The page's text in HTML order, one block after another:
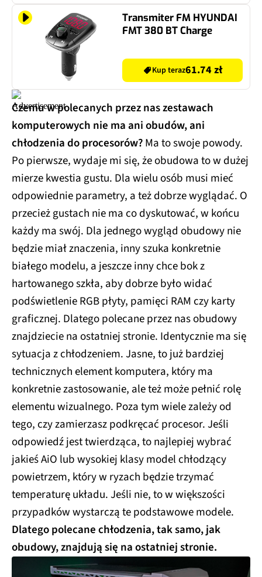
Transmiter FM HYUNDAI
FMT 380 BT Charge
Kup teraz61.74 zł
Czemu w polecanych przez nas zestawach
komputerowych nie ma ani obudów, ani
chłodzenia do procesorów?Ma to swoje powody.
Po pierwsze, wydaje mi się, że obudowa to w dużej
mierze kwestia gustu. Dla wielu osób musi mieć
odpowiednie parametry, a też dobrze wyglądać. O
przecież gustach nie ma co dyskutować, w końcu
każdy ma swój. Dla jednego wygląd obudowy nie
będzie miał znaczenia, inny szuka konkretnie
białego modelu, a jeszcze inny chce bok z
hartowanego szkła, aby dobrze było widać
podświetlenie RGB płyty, pamięci RAM czy karty
graficznej. Dlatego polecane przez nas obudowy
znajdziecie na ostatniej stronie. Identycznie ma się
sytuacja z chłodzeniem. Jasne, to już bardziej
technicznych element komputera, który ma
konkretnie zastosowanie, ale też może pełnić rolę
elementu wizualnego. Poza tym wiele zależy od
tego, czy zamierzasz podkręcać procesor. Jeśli
odpowiedź jest twierdząca, to najlepiej wybrać
jakieś AiO lub wysokiej klasy model chłodzący
powietrzem, który w ryzach będzie trzymać
temperaturę układu. Jeśli nie, to w większości
przypadków wystarczą te podstawowe modele.
Dlatego polecane chłodzenia, tak samo, jak
obudowy, znajdują się na ostatniej stronie.